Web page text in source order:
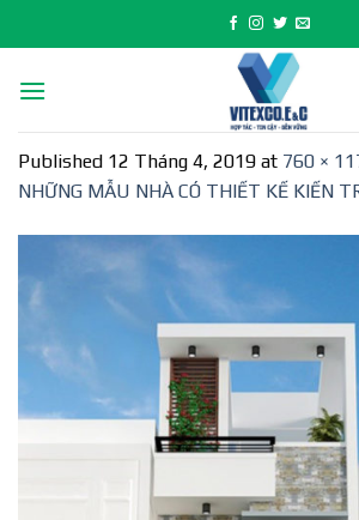
to
Published 12 Tháng 4, 2019 at 760 ×
NHỮNG MẪU NHÀ CÓ THIẾT KẾ KIẾN